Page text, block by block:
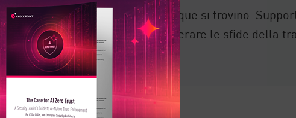
la transizione a SASE ovunque si trovino.
SASE flessibile può superare le sfide della